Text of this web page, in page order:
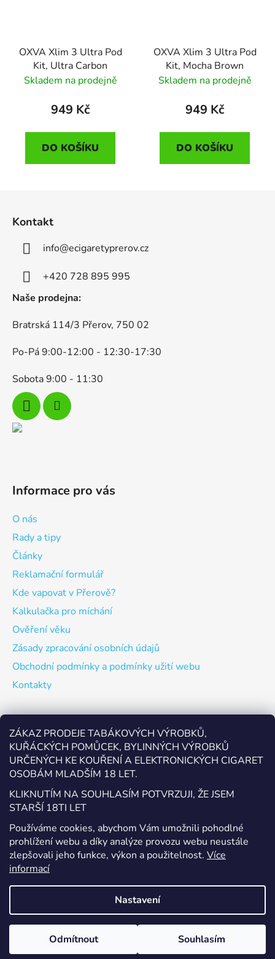
ZÁKAZ PRODEJE TABÁKOVÝCH VÝROBKŮ,
KUŘÁCKÝCH POMŮCEK, BYLINNÝCH VÝROBKŮ
URČENÝCH KE KOUŘENÍ A ELEKTRONICKÝCH CIGARET
OSOBÁM MLADŠÍM 18 LET.
KLIKNUTÍM NA SOUHLASÍM POTVRZUJI, ŽE JSEM
STARŠÍ 18TI LET
Používáme cookies, abychom Vám umožnili pohodlné
prohlížení webu a díky analýze provozu webu neustále
zlepšovali jeho funkce, výkon a použitelnost. Více
informací
Nastavení
Odmítnout Souhlasím
OXVA Xlim 3 Ultra Pod
Kit, Ultra Carbon
Skladem na prodejně
949 Kč
DO KOŠÍKU
OXVA Xlim 3 Ultra Pod
Kit, Mocha Brown
Skladem na prodejně
949 Kč
DO KOŠÍKU
Kontakt
info@ecigaretyprerov.cz
+420 728 895 995
Naše prodejna:
Bratrská 114/3 Přerov, 750 02
Po-Pá 9:00-12:00 - 12:30-17:30
Sobota 9:00 - 11:30
Informace pro vás
O nás
Rady a tipy
Články
Reklamační formulář
Kde vapovat v Přerově?
Kalkulačka pro míchání
Ověření věku
Zásady zpracování osobních údajů
Obchodní podmínky a podmínky užití webu
Kontakty
Odebírat newsletter
Vložte svůj e-mail a my vám budeme zasílat informace o
nových produktech na našem e-shopu.
E-mail
Vložením e-mailu souhlasíte s
podmínkami ochrany
osobních údajů
PŘIHLÁSIT SE
Vytvořil Shoptet
Copyright 2026EcigaretyPřerov.cz. Všechna práva
vyhrazena.